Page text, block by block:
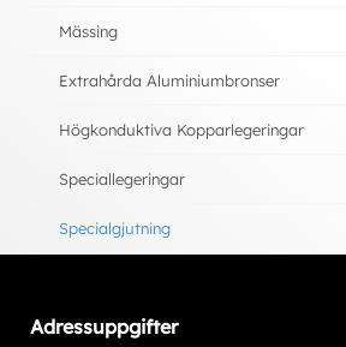
Mässing
Extrahårda Aluminiumbronser
Högkonduktiva Kopparlegeringar
Speciallegeringar
Specialgjutning
Adressuppgifter